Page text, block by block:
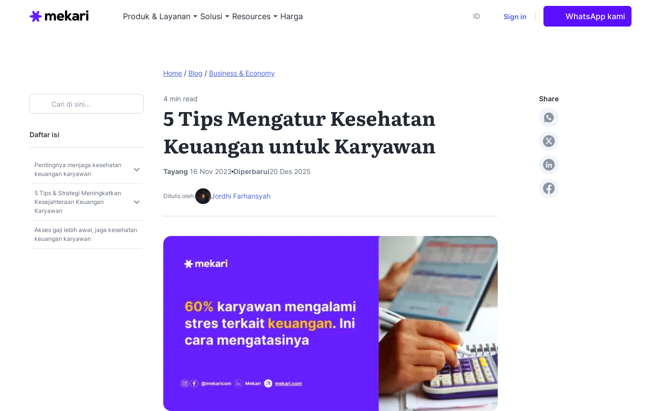
Produk & Layanan Solusi Resources Harga ID Sign in WhatsApp kami
Home / Blog / Business & Economy
Daftar isi
Pentingnya menjaga kesehatan
keuangan karyawan
5 Tips & Strategi Meningkatkan
Kesejahteraan Keuangan
Karyawan
Akses gaji lebih awal, jaga kesehatan
keuangan karyawan
4 min read
5 Tips Mengatur Kesehatan
Keuangan untuk Karyawan
Tayang 16 Nov 2023 Diperbarui20 Des 2025
Ditulis oleh: Jordhi Farhansyah
Share